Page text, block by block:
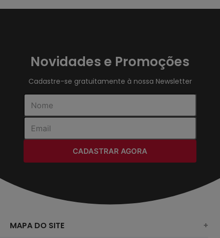
Novidades e Promoções
Cadastre-se gratuitamente à nossa Newsletter
CADASTRAR AGORA
MAPA DO SITE +